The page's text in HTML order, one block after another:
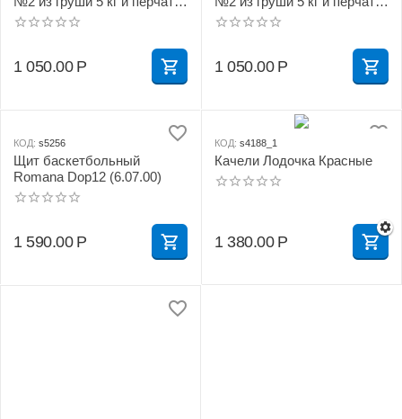
зелено/желтый
1 050.00 Р
красно/желтый
1 050.00 Р
КОД: s5256
Щит баскетбольный
Romana Dop12 (6.07.00)
1 590.00 Р
КОД: s4188_1
Качели Лодочка Красные
1 380.00 Р